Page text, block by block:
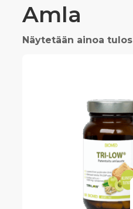
Amla
Näytetään ainoa tulos